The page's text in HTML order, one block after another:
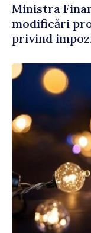
Ministra
modificări
privind